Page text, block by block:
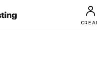
Y AUDICIONES